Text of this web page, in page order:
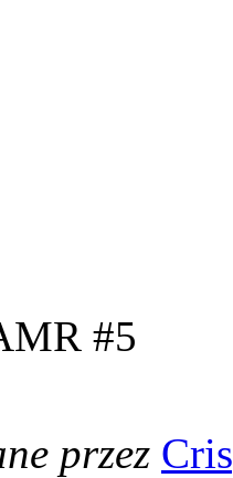
#5
przez